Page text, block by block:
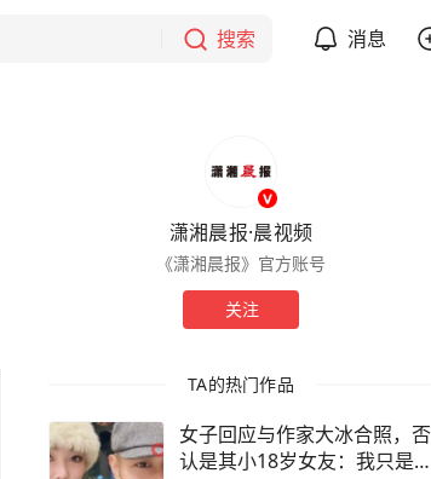
搜索 消息
潇湘晨报·晨视频
《潇湘晨报》官方账号
关注
TA的热门作品
女子回应与作家大冰合照，否
认是其小18岁女友：我只是他